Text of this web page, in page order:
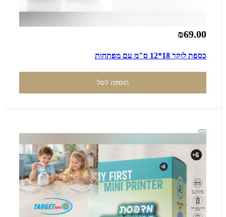
₪69.00
כספת לוקר 18*12 ס"מ עם מפתחות
הוספה לסל